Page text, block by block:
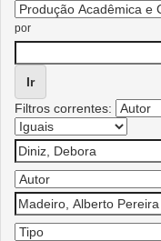
por
Filtros correntes: